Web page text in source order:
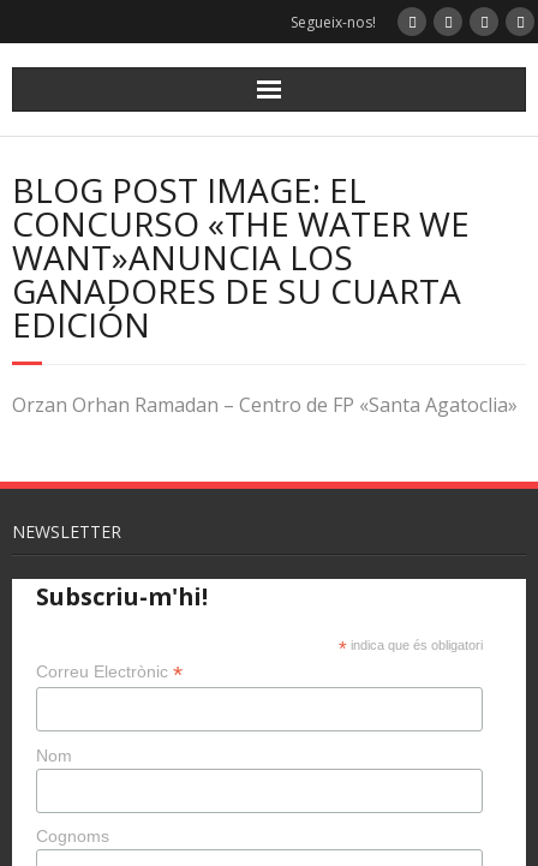
Segueix-nos!
BLOG POST IMAGE: EL
CONCURSO «THE WATER WE
WANT»ANUNCIA LOS
GANADORES DE SU CUARTA
EDICIÓN
Orzan Orhan Ramadan – Centro de FP «Santa Agatoclia»
NEWSLETTER
Subscriu-m'hi!
* indica que és obligatori
Correu Electrònic *
Nom
Cognoms